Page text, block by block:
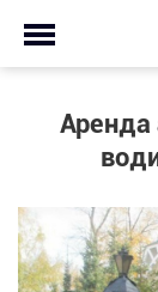
Аренда